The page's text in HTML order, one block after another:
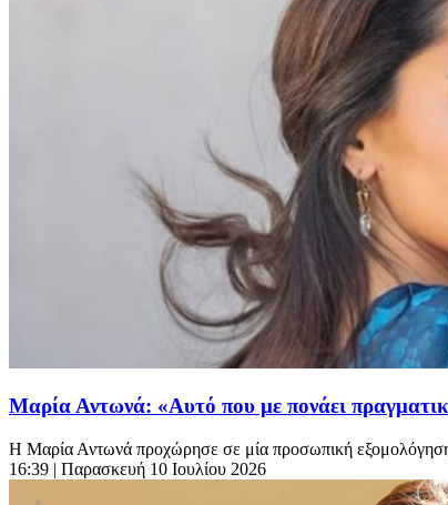
Μαρία Αντωνά: «Αυτό που με πονάει
Η Μαρία Αντωνά προχώρησε σε μία προσωπική
16:39 | Παρασκευή 10 Ιουλίου 2026